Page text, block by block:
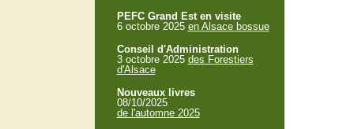
PEFC Grand Est en visite
6 octobre 2025 en Alsace bossue
Conseil d'Administration
3 octobre 2025 des Forestiers
d'Alsace
Nouveaux livres
08/10/2025
de l'automne 2025